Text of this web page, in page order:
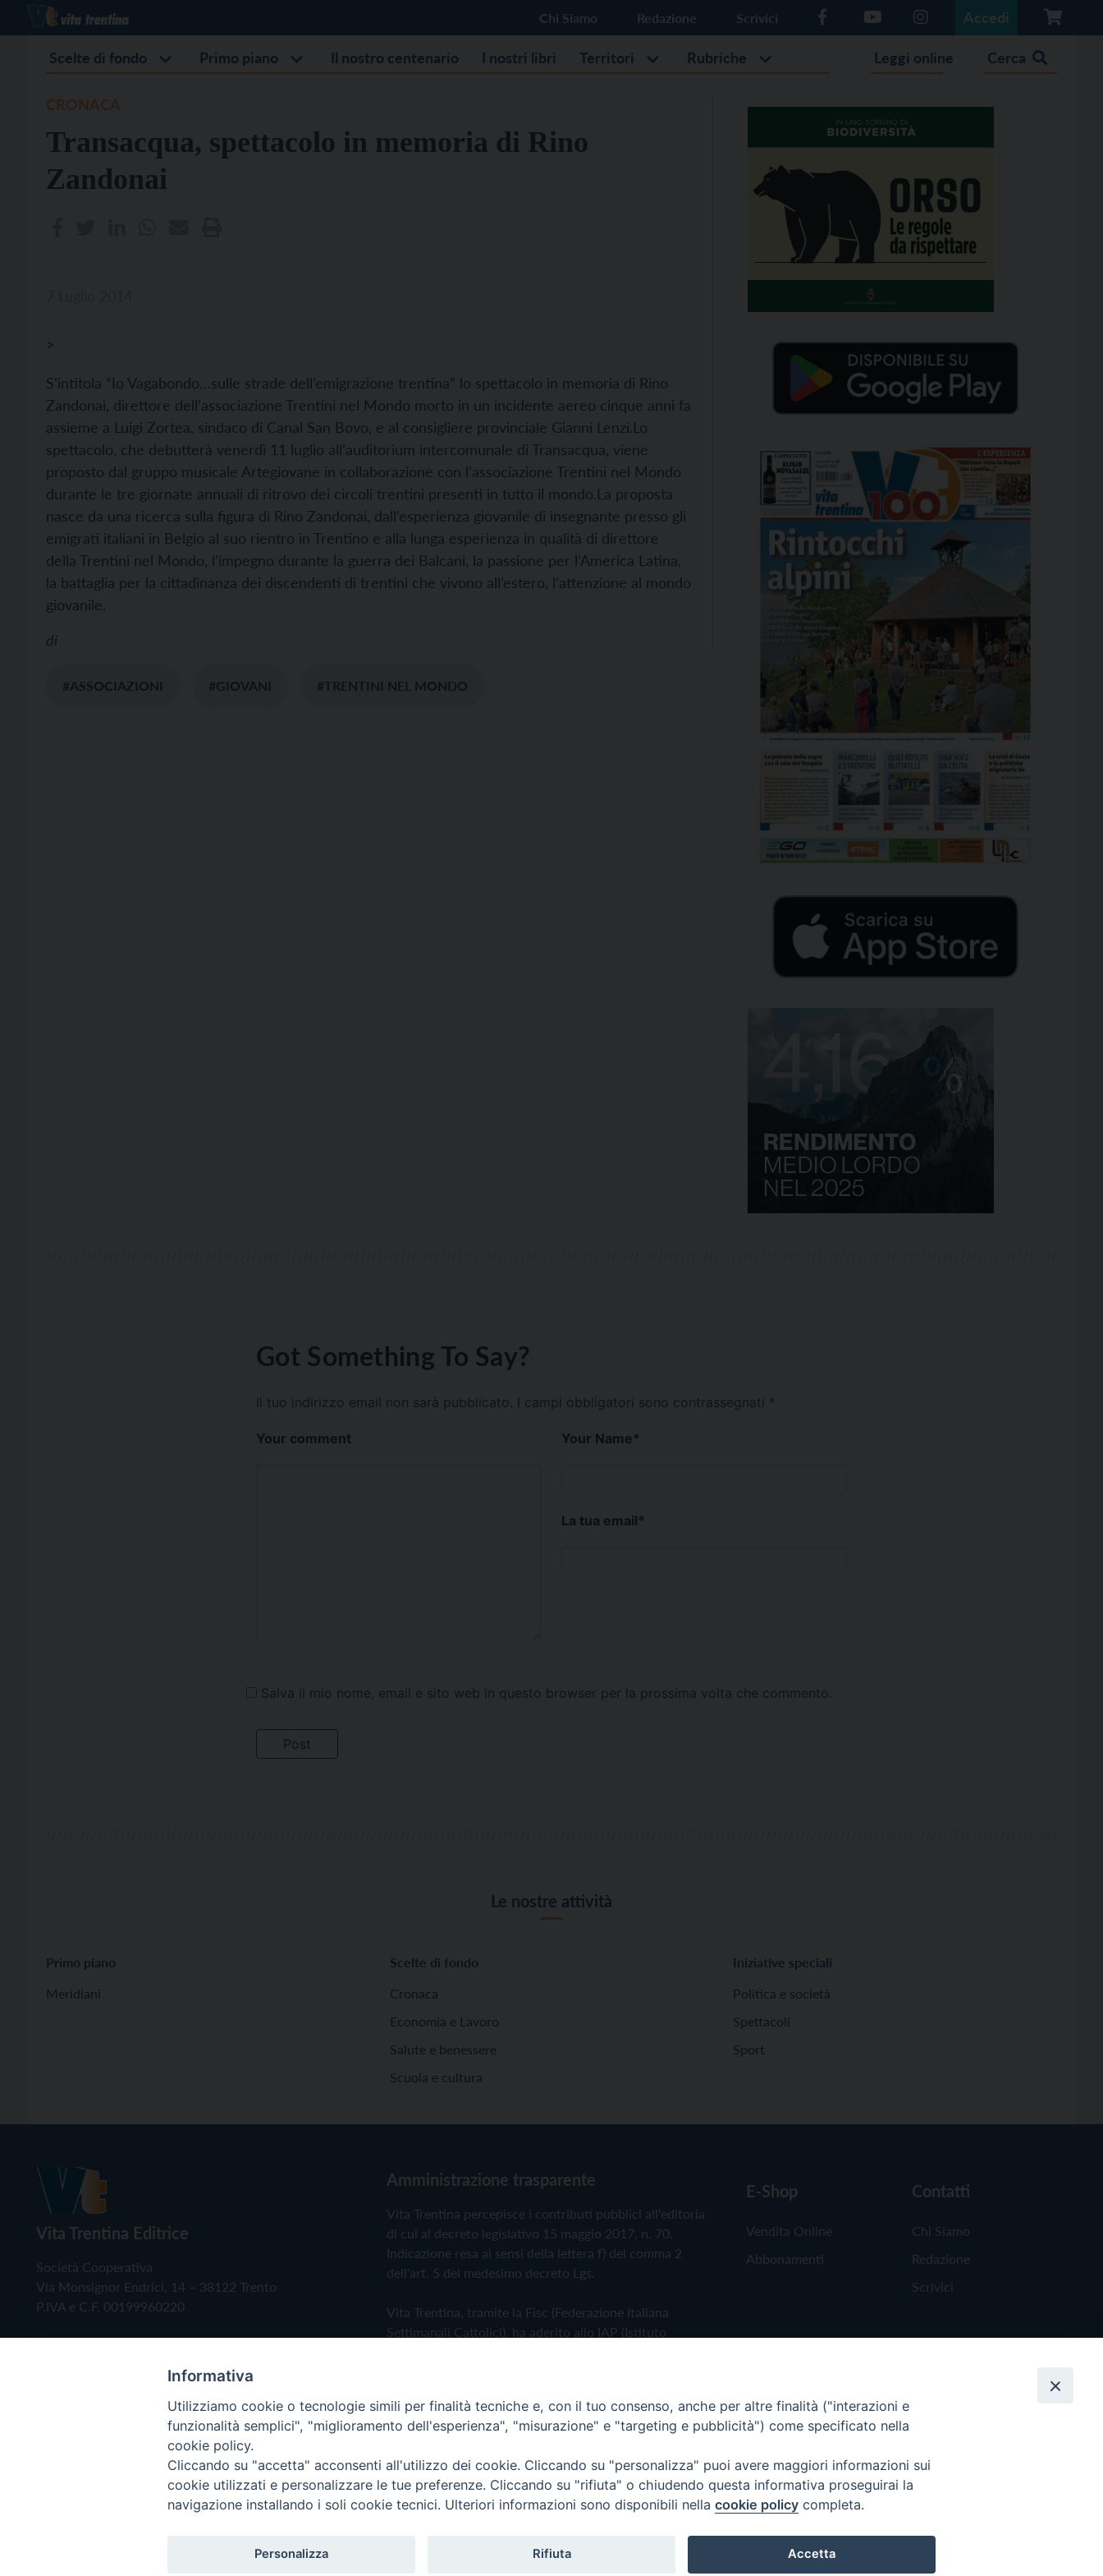
Chi Siamo Redazione Scrivici Accedi
Scelte di fondo Primo piano Il nostro centenario I nostri libri Territori Rubriche Leggi online Cerca
Transacqua, spettacolo in memoria di Rino
Zandonai
>
S’intitola “Io Vagabondo…sulle strade dell’emigrazione trentina” lo spettacolo in memoria di Rino
Zandonai, direttore dell’associazione Trentini nel Mondo morto in un incidente aereo cinque anni fa
assieme a Luigi Zortea, sindaco di Canal San Bovo, e al consigliere provinciale Gianni Lenzi.Lo
spettacolo, che debutterà venerdì 11 luglio all’auditorium intercomunale di Transacqua, viene
proposto dal gruppo musicale Artegiovane in collaborazione con l’associazione Trentini nel Mondo
durante le tre giornate annuali di ritrovo dei circoli trentini presenti in tutto il mondo.La proposta
nasce da una ricerca sulla figura di Rino Zandonai, dall’esperienza giovanile di insegnante presso gli
emigrati italiani in Belgio al suo rientro in Trentino e alla lunga esperienza in qualità di direttore
della Trentini nel Mondo, l’impegno durante la guerra dei Balcani, la passione per l’America Latina,
la battaglia per la cittadinanza dei discendenti di trentini che vivono all’estero, l’attenzione al mondo
giovanile.
di
#ASSOCIAZIONI #GIOVANI #TRENTINI NEL MONDO
Got Something To Say?
Il tuo indirizzo email non sarà pubblicato. I campi obbligatori sono contrassegnati *
Your comment Your Name*
La tua email*
Salva il mio nome, email e sito web in questo browser per la prossima volta che commento.
Le nostre attività
Primo piano
Meridiani
Scelte di fondo
Cronaca
Economia e Lavoro
Salute e benessere
Scuola e cultura
Iniziative speciali
Politica e società
Spettacoli
Sport
Vita Trentina Editrice
Società Cooperativa
Via Monsignor Endrici, 14 – 38122 Trento
P.IVA e C.F. 00199960220
Amministrazione trasparente
Vita Trentina percepisce i contributi pubblici all'editoria
di cui al decreto legislativo 15 maggio 2017, n. 70.
Indicazione resa ai sensi della lettera f) del comma 2
dell'art. 5 del medesimo decreto Lgs.
Vita Trentina, tramite la Fisc (Federazione Italiana
Settimanali Cattolici), ha aderito allo IAP (Istituto
Privacy Policy Cookie Policy
E-Shop
Vendita Online
Abbonamenti
Contatti
Chi Siamo
Redazione
Scrivici
Copyright © 2019 - Tutti i diritti riservati - Vita Trentina Editrice
Informativa
Utilizziamo cookie o tecnologie simili per finalità tecniche e, con il tuo consenso, anche per altre finalità ("interazioni e
funzionalità semplici", "miglioramento dell'esperienza", "misurazione" e "targeting e pubblicità") come specificato nella
cookie policy.
Cliccando su "accetta" acconsenti all'utilizzo dei cookie. Cliccando su "personalizza" puoi avere maggiori informazioni sui
cookie utilizzati e personalizzare le tue preferenze. Cliccando su "rifiuta" o chiudendo questa informativa proseguirai la
navigazione installando i soli cookie tecnici. Ulteriori informazioni sono disponibili nella cookie policy completa.
Personalizza Rifiuta Accetta